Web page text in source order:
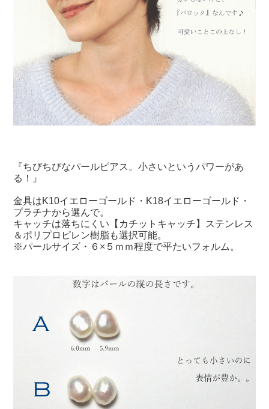
『ちびちびなパールピアス。小さいというパワーがあ
る！』
金具はK10イエローゴールド・K18イエローゴールド・
プラチナから選んで。
キャッチは落ちにくい【カチットキャッチ】ステンレス
＆ポリプロピレン樹脂も選択可能。
※パールサイズ・６×５ｍｍ程度で平たいフォルム。